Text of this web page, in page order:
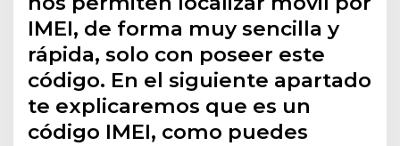
IMEI, de forma muy sencilla y
rápida, solo con poseer este
código. En el siguiente apartado
te explicaremos que es un
código IMEI, como puedes